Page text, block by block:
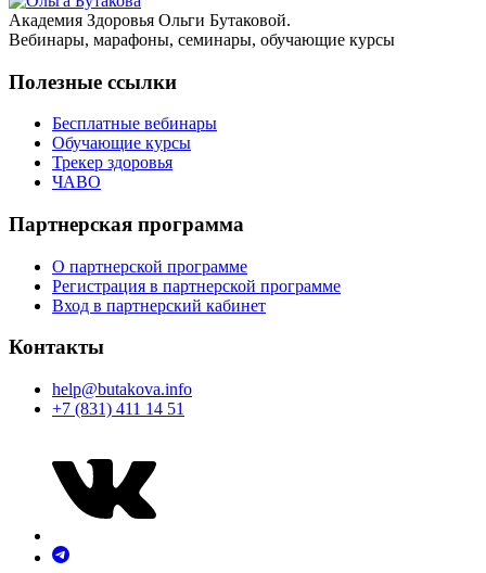
Академия Здоровья Ольги Бутаковой.
Вебинары, марафоны, семинары, обучающие курсы
Полезные ссылки
Бесплатные вебинары
Обучающие курсы
Трекер здоровья
ЧАВО
Партнерская программа
О партнерской программе
Регистрация в партнерской программе
Вход в партнерский кабинет
Контакты
help@butakova.info
+7 (831) 411 14 51